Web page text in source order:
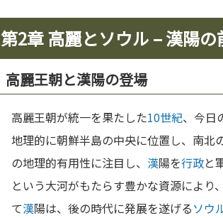
第2章 高麗とソウル – 漢陽の
高麗王朝と漢陽の登場
高麗王朝が統一を果たした10世紀、今日
地理的に朝鮮半島の中央に位置し、南北
の地理的有用性に注目し、 漢陽を行政と
という大河がもたらす豊かな資源により、
て漢陽は、後の時代に発展を遂げるソウ